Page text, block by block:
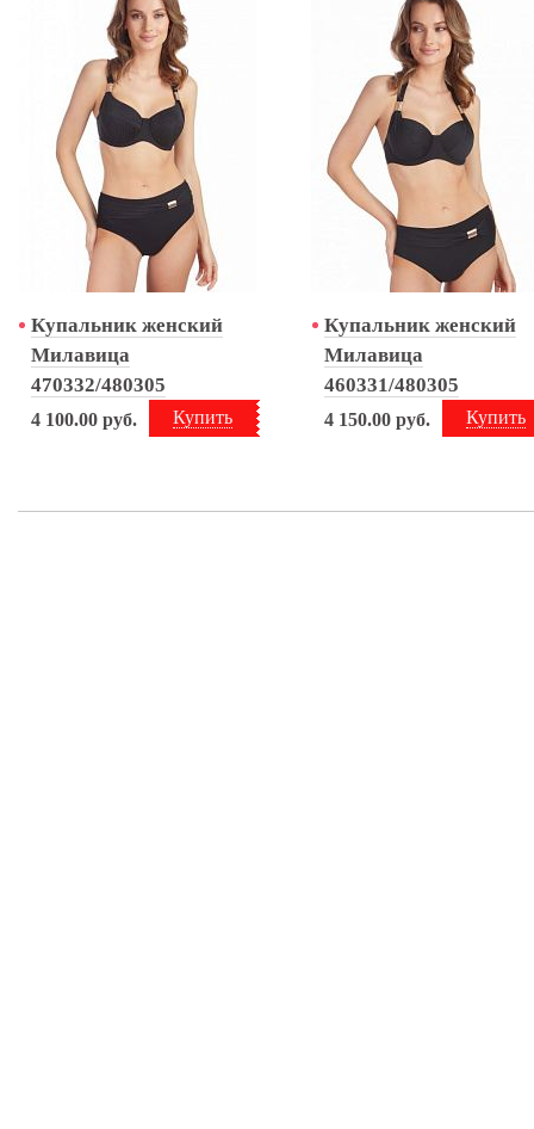
Купальник женский
Милавица
470332/480305
Купить
4 100.00 руб.
Купальник женский
Милавица
460331/480305
Купить
4 150.00 руб.